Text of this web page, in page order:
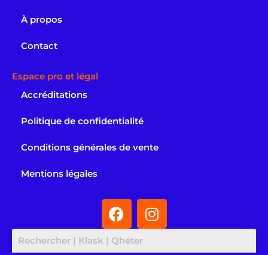
À propos
Contact
Espace pro et légal
Accréditations
Politique de confidentialité
Conditions générales de vente
Mentions légales
F
a
c
e
I
n
t